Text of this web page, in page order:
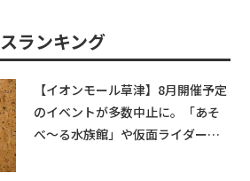
ランキング
【イオンモール草津】8月開催予定
のイベントが多数中止に。「あそ
べ〜る水族館」や仮面ライダーシ